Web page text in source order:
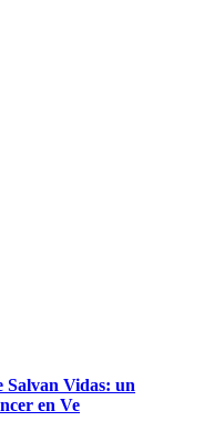
Salvan Vidas: un
en Ve